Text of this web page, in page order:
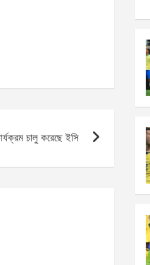
চালু করেছে ইসি